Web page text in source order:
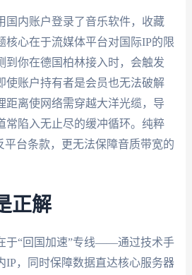
国内账户登录了音乐软件，收藏
核心在于流媒体平台对国际IP的限
到你在德国柏林接入时，会触发
使账户持有者是会员也无法破解
距离使网络需穿越大洋光缆，导
常陷入无止尽的缓冲循环。纯粹
平台条款，更无法保障音质带宽的
正解
于“回国加速”专线——通过技术手
IP，同时保障数据直达核心服务器